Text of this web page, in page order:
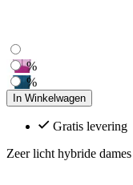
%
%
In Winkelwagen
Gratis levering
Zeer licht hybride